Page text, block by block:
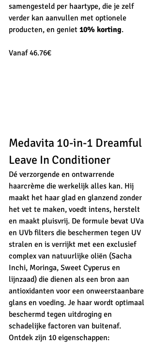
samengesteld per haartype, die je zelf
verder kan aanvullen met optionele
producten, en geniet 10% korting.
Vanaf 46.76€
Medavita 10-in-1 Dreamful
Leave In Conditioner
Dé verzorgende en ontwarrende
haarcrème die werkelijk alles kan. Hij
maakt het haar glad en glanzend zonder
het vet te maken, voedt intens, herstelt
en maakt pluisvrij. De formule bevat UVa
en UVb filters die beschermen tegen UV
stralen en is verrijkt met een exclusief
complex van natuurlijke oliën (Sacha
Inchi, Moringa, Sweet Cyperus en
lijnzaad) die dienen als een bron aan
antioxidanten voor een onweerstaanbare
glans en voeding. Je haar wordt optimaal
beschermd tegen uitdroging en
schadelijke factoren van buitenaf.
Ontdek zijn 10 eigenschappen: